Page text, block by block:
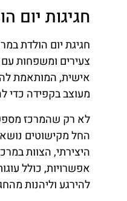
חגיגות יום
חגיגת יום הולדת
צעירים ומשפחות
אישית, המותאמת
מעוצב בקפידה כדי
לא רק שהמרכז
החל מקישוטים
היצירתי, הצוות
אפשרויות, כולל
להירגע וליהנות